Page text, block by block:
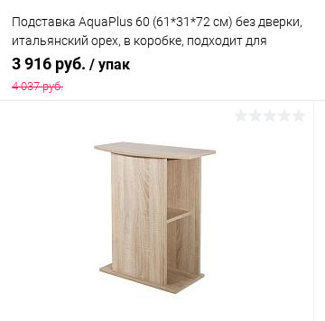
Подставка AquaPlus 60 (61*31*72 см) без дверки,
итальянский орех, в коробке, подходит для
моделей аквариумов STD П72
3 916 руб. / упак
4 037 руб.